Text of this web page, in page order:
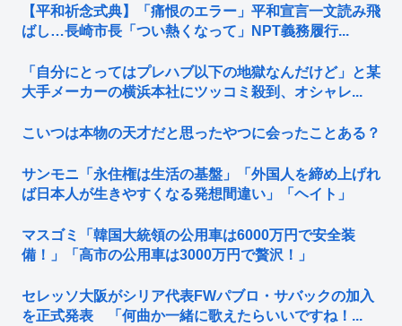
【平和祈念式典】「痛恨のエラー」平和宣言一文読み飛
ばし…長崎市長「つい熱くなって」NPT義務履行...
「自分にとってはプレハブ以下の地獄なんだけど」と某
大手メーカーの横浜本社にツッコミ殺到、オシャレ...
こいつは本物の天才だと思ったやつに会ったことある？
サンモニ「永住権は生活の基盤」「外国人を締め上げれ
ば日本人が生きやすくなる発想間違い」「ヘイト」
マスゴミ「韓国大統領の公用車は6000万円で安全装
備！」「高市の公用車は3000万円で贅沢！」
セレッソ大阪がシリア代表FWパブロ・サバックの加入
を正式発表 「何曲か一緒に歌えたらいいですね！...